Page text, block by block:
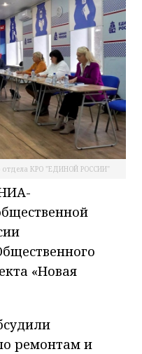
отдела КРО "ЕДИНОЙ РОССИИ"
«Новая
ремонтам и